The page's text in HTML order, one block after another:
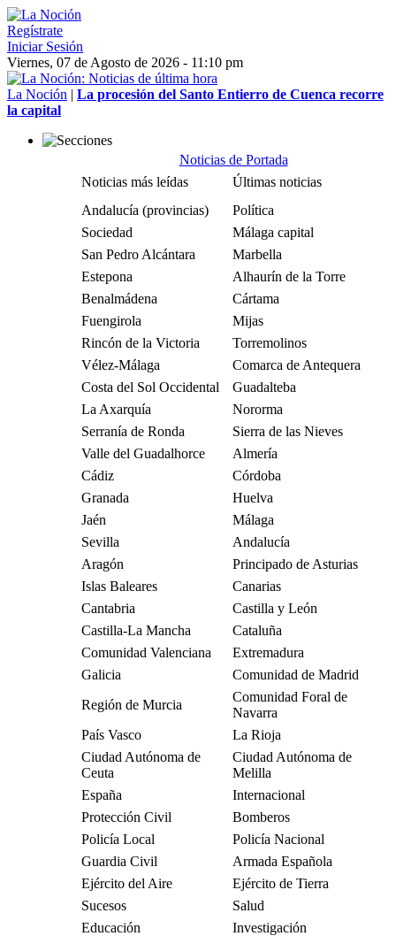
Regístrate
Iniciar Sesión
Viernes, 07 de Agosto de 2026 - 11:10 pm
La Noción | La procesión del Santo Entierro de Cuenca recorre
la capital
Noticias de Portada
Noticias más leídas
Últimas noticias
Andalucía (provincias)
Política
Sociedad
Málaga capital
San Pedro Alcántara
Marbella
Estepona
Alhaurín de la Torre
Benalmádena
Cártama
Fuengirola
Mijas
Rincón de la Victoria
Torremolinos
Vélez-Málaga
Comarca de Antequera
Costa del Sol Occidental
Guadalteba
La Axarquía
Nororma
Serranía de Ronda
Sierra de las Nieves
Valle del Guadalhorce
Almería
Cádiz
Córdoba
Granada
Huelva
Jaén
Málaga
Sevilla
Andalucía
Aragón
Principado de Asturias
Islas Baleares
Canarias
Cantabria
Castilla y León
Castilla-La Mancha
Cataluña
Comunidad Valenciana
Extremadura
Galicia
Comunidad de Madrid
Región de Murcia
Comunidad Foral de
Navarra
País Vasco
La Rioja
Ciudad Autónoma de
Ceuta
Ciudad Autónoma de
Melilla
España
Internacional
Protección Civil
Bomberos
Policía Local
Policía Nacional
Guardia Civil
Armada Española
Ejército del Aire
Ejército de Tierra
Sucesos
Salud
Educación
Investigación